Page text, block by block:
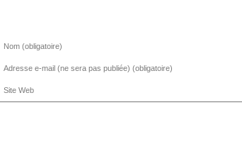
Nom (obligatoire)
Adresse e-mail (ne sera pas publiée) (obligatoire)
Site Web